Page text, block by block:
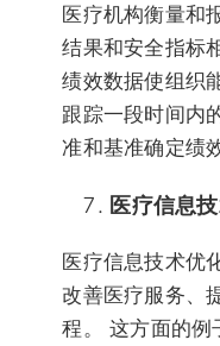
医疗机构衡量和
结果和安全指标
绩效数据使组织
跟踪一段时间内
准和基准确定绩
医疗信息
医疗信息技术优
改善医疗服务、
程。 这方面的例